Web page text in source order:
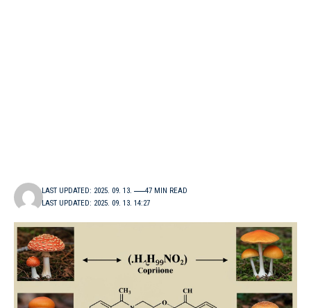
LAST UPDATED: 2025. 09. 13. 14:27
LAST UPDATED: 2025. 09. 13. 47 MIN READ